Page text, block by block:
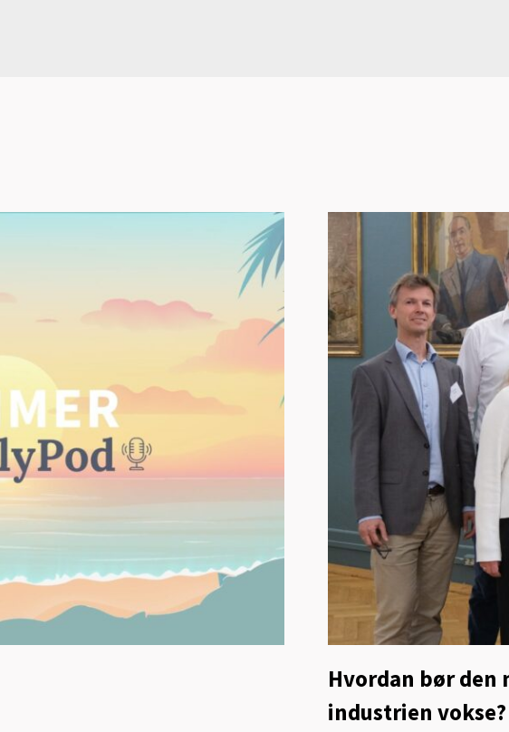
Hvordan bør
industrien vokse?